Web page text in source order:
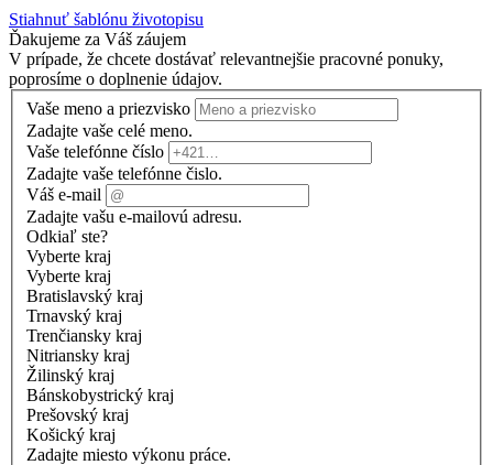
Stiahnuť šablónu životopisu
Ďakujeme za Váš záujem
V prípade, že chcete dostávať relevantnejšie pracovné ponuky,
poprosíme o doplnenie údajov.
Vaše meno a priezvisko
Zadajte vaše celé meno.
Vaše telefónne číslo
Zadajte vaše telefónne čislo.
Váš e-mail
Zadajte vašu e-mailovú adresu.
Odkiaľ ste?
Vyberte kraj
Vyberte kraj
Bratislavský kraj
Trnavský kraj
Trenčiansky kraj
Nitriansky kraj
Žilinský kraj
Bánskobystrický kraj
Prešovský kraj
Košický kraj
Zadajte miesto výkonu práce.